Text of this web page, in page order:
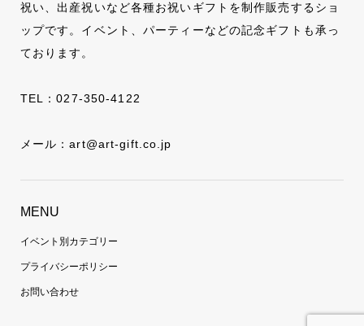
祝い、出産祝いなど各種お祝いギフトを制作販売するショ
ップです。イベント、パーティーなどの記念ギフトも承っ
ております。
TEL：027-350-4122
メール：art@art-gift.co.jp
MENU
イベント別カテゴリー
プライバシーポリシー
お問い合わせ